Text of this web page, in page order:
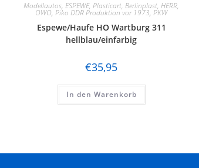
Modellautos, ESPEWE, Plasticart, Berlinplast, HERR,
OWO, Piko DDR Produktion vor 1973, PKW
Espewe/Haufe HO Wartburg 311
hellblau/einfarbig
€35,95
In den Warenkorb